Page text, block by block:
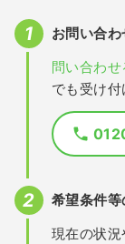
お問い合わ
問い合わせ
でも受け付
希望条件
現在の状